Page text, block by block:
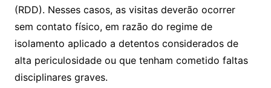
(RDD). Nesses casos, as visitas deverão ocorrer
sem contato físico, em razão do regime de
isolamento aplicado a detentos considerados de
alta periculosidade ou que tenham cometido faltas
disciplinares graves.